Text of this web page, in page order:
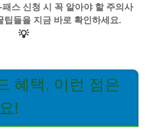
스 신청 시 꼭 알아야 할 주의사
팁들을 지금 바로 확인하세요.
💡
혜택, 이런 점은
!